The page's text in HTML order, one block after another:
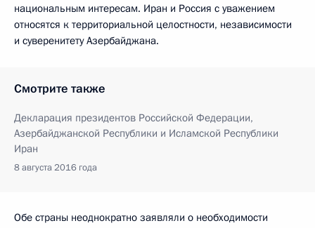
национальным интересам. Иран и Россия с уважением
относятся к территориальной целостности, независимости
и суверенитету Азербайджана.
Смотрите также
Декларация президентов Российской Федерации,
Азербайджанской Республики и Исламской Республики
Иран
8 августа 2016 года
Обе страны неоднократно заявляли о необходимости